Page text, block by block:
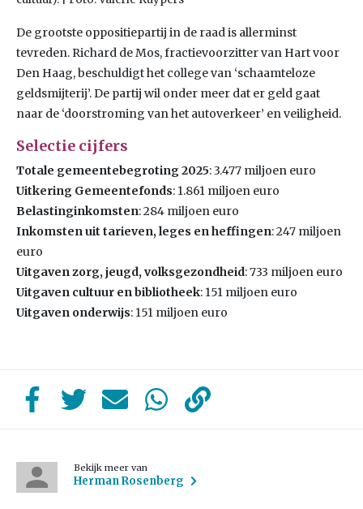
De grootste oppositiepartij in de raad is allerminst
tevreden. Richard de Mos, fractievoorzitter van Hart voor
Den Haag, beschuldigt het college van ‘schaamteloze
geldsmijterij’. De partij wil onder meer dat er geld gaat
naar de ‘doorstroming van het autoverkeer’ en veiligheid.
Selectie cijfers
Totale gemeentebegroting 2025: 3.477 miljoen euro
Uitkering Gemeentefonds: 1.861 miljoen euro
Belastinginkomsten: 284 miljoen euro
Inkomsten uit tarieven, leges en heffingen: 247 miljoen
euro
Uitgaven zorg, jeugd, volksgezondheid: 733 miljoen euro
Uitgaven cultuur en bibliotheek: 151 miljoen euro
Uitgaven onderwijs: 151 miljoen euro
Bekijk meer van
Herman Rosenberg